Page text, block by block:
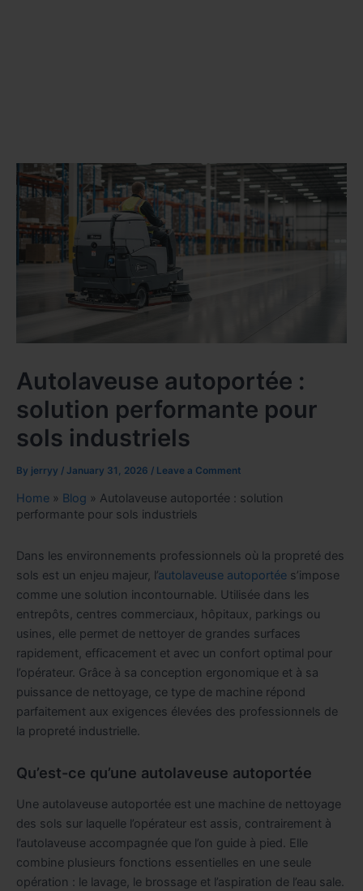
Autolaveuse autoportée :
solution performante pour
sols industriels
By jerryy / January 31, 2026 / Leave a Comment
Home » Blog » Autolaveuse autoportée : solution
performante pour sols industriels
Dans les environnements professionnels où la propreté des
sols est un enjeu majeur, l’autolaveuse autoportée s’impose
comme une solution incontournable. Utilisée dans les
entrepôts, centres commerciaux, hôpitaux, parkings ou
usines, elle permet de nettoyer de grandes surfaces
rapidement, efficacement et avec un confort optimal pour
l’opérateur. Grâce à sa conception ergonomique et à sa
puissance de nettoyage, ce type de machine répond
parfaitement aux exigences élevées des professionnels de
la propreté industrielle.
Qu’est-ce qu’une autolaveuse autoportée
Une autolaveuse autoportée est une machine de nettoyage
des sols sur laquelle l’opérateur est assis, contrairement à
l’autolaveuse accompagnée que l’on guide à pied. Elle
combine plusieurs fonctions essentielles en une seule
opération : le lavage, le brossage et l’aspiration de l’eau sale.